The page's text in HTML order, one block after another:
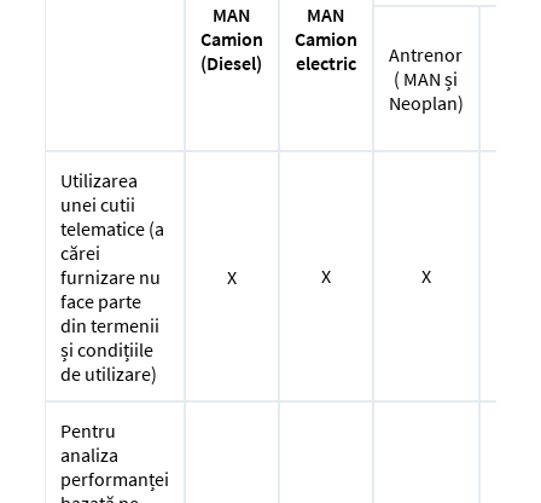
MAN
Camion
(Diesel)
MAN
Camion
electric
Antrenor
( MAN și
Neoplan)
Utilizarea
unei cutii
telematice (a
cărei
furnizare nu
face parte
din termenii
și condițiile
de utilizare)
X X X
Pentru
analiza
performanței